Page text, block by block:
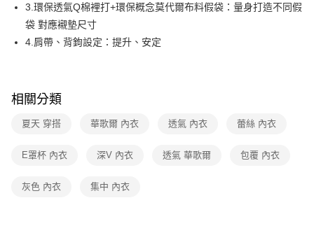
付款後全家取貨
每筆NT$80，滿NT$1,000(含以上)免運費
每筆NT$80，滿NT$1,000(含以上)免運費
宅配
3.環保透氣Q棉裡打+環保概念莫代爾布料假袋：量身打造不同假
袋 對應襯墊尺寸
4.肩帶、背鉤設定：提升、安定
相關分類
夏天 穿搭 華歌爾 內衣 透氣 內衣 蕾絲 內衣
E罩杯 內衣 深V 內衣 透氣 華歌爾 包覆 內衣
灰色 內衣 集中 內衣